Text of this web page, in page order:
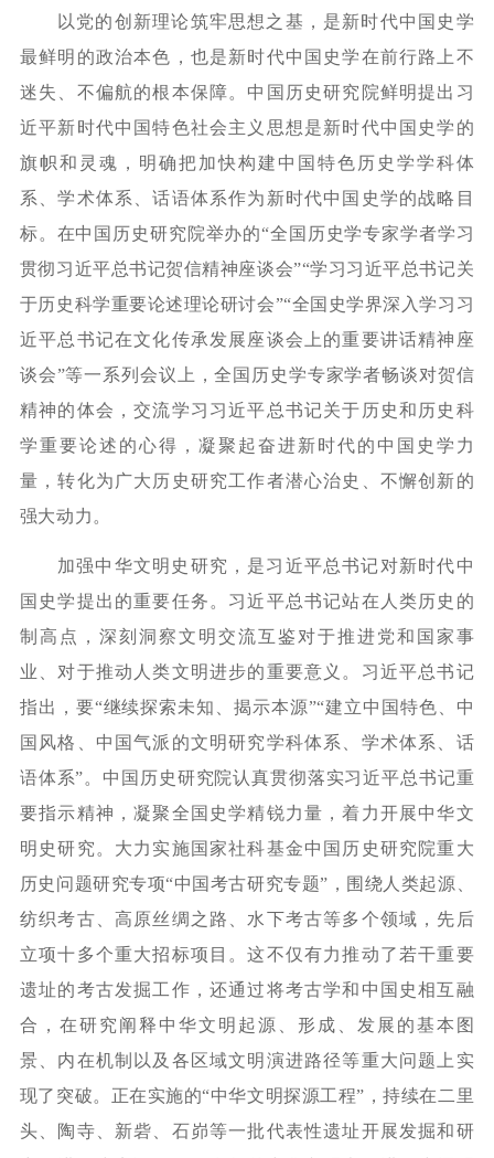
以党的创新理论筑牢思想之基，是新时代中国史学
最鲜明的政治本色，也是新时代中国史学在前行路上不
迷失、不偏航的根本保障。中国历史研究院鲜明提出习
近平新时代中国特色社会主义思想是新时代中国史学的
旗帜和灵魂，明确把加快构建中国特色历史学学科体
系、学术体系、话语体系作为新时代中国史学的战略目
标。在中国历史研究院举办的“全国历史学专家学者学习
贯彻习近平总书记贺信精神座谈会”“学习习近平总书记关
于历史科学重要论述理论研讨会”“全国史学界深入学习习
近平总书记在文化传承发展座谈会上的重要讲话精神座
谈会”等一系列会议上，全国历史学专家学者畅谈对贺信
精神的体会，交流学习习近平总书记关于历史和历史科
学重要论述的心得，凝聚起奋进新时代的中国史学力
量，转化为广大历史研究工作者潜心治史、不懈创新的
强大动力。
加强中华文明史研究，是习近平总书记对新时代中
国史学提出的重要任务。习近平总书记站在人类历史的
制高点，深刻洞察文明交流互鉴对于推进党和国家事
业、对于推动人类文明进步的重要意义。习近平总书记
指出，要“继续探索未知、揭示本源”“建立中国特色、中
国风格、中国气派的文明研究学科体系、学术体系、话
语体系”。中国历史研究院认真贯彻落实习近平总书记重
要指示精神，凝聚全国史学精锐力量，着力开展中华文
明史研究。大力实施国家社科基金中国历史研究院重大
历史问题研究专项“中国考古研究专题”，围绕人类起源、
纺织考古、高原丝绸之路、水下考古等多个领域，先后
立项十多个重大招标项目。这不仅有力推动了若干重要
遗址的考古发掘工作，还通过将考古学和中国史相互融
合，在研究阐释中华文明起源、形成、发展的基本图
景、内在机制以及各区域文明演进路径等重大问题上实
现了突破。正在实施的“中华文明探源工程”，持续在二里
头、陶寺、新砦、石峁等一批代表性遗址开展发掘和研